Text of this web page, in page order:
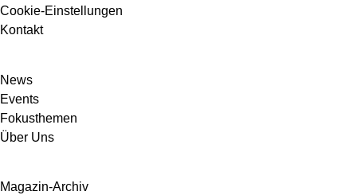
Cookie-Einstellungen
Kontakt
News
Events
Fokusthemen
Über Uns
Magazin-Archiv